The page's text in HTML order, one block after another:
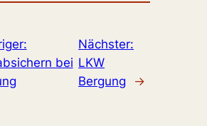
bei
Nächster:
LKW
Bergung
→